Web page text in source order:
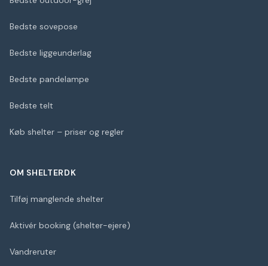
Bedste sovepose
Bedste liggeunderlag
Bedste pandelampe
Bedste telt
Køb shelter – priser og regler
OM SHELTERDK
Tilføj manglende shelter
Aktivér booking (shelter-ejere)
Vandreruter